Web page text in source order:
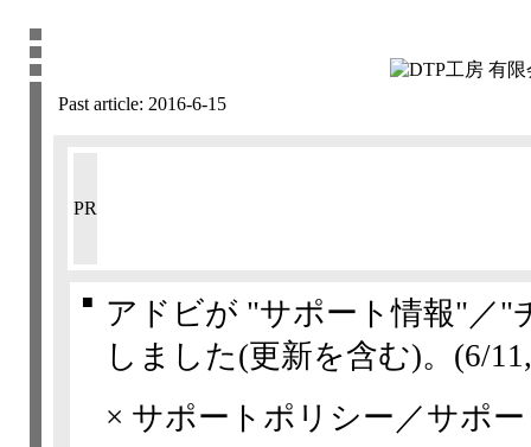
Past article: 2016-6-15
PR
■
アドビが "サポート情報"／"
しました(更新を含む)。 (6/
× サポートポリシー／サポ